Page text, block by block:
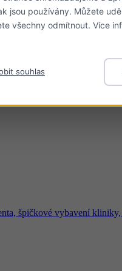
ordinace, kde se
ve své paradontologické
špičkové vybavení
jsou používány. Můžete
všechny odmítnout. Více
souhlas